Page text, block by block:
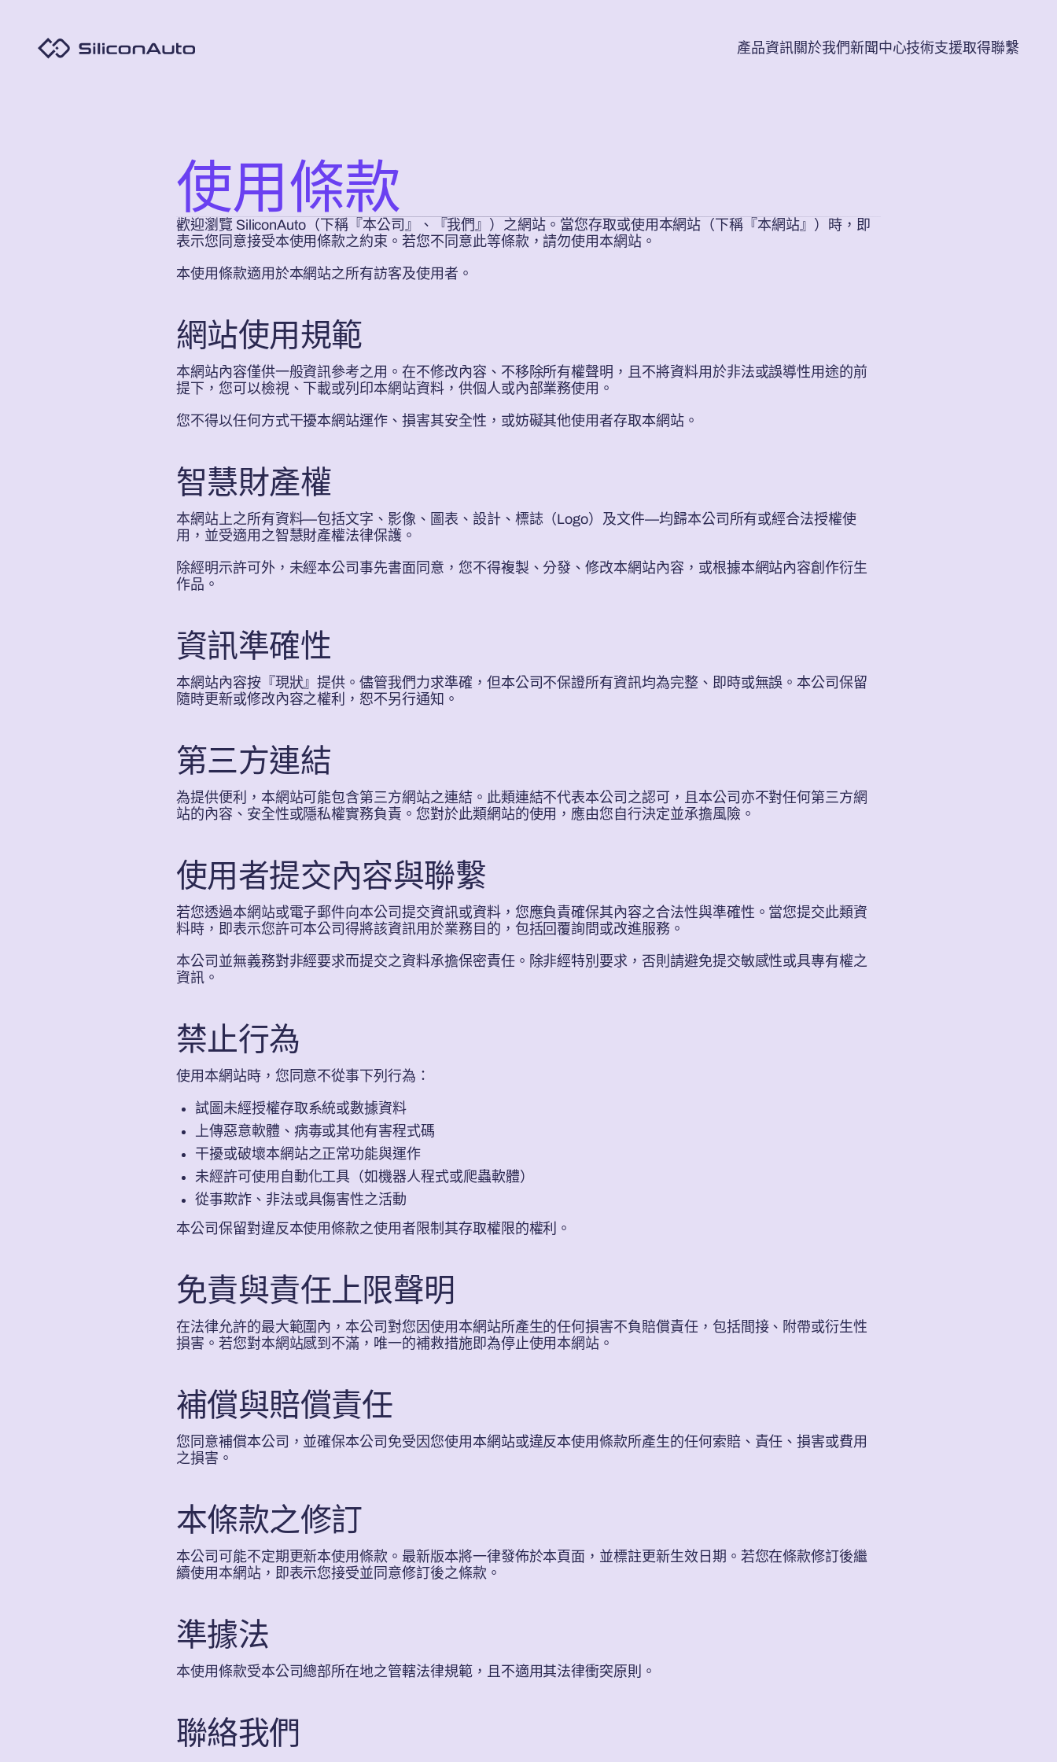
產品資訊關於我們新聞中心技術支援取得聯繫
使用條款
歡迎瀏覽 SiliconAuto（下稱『本公司』、『我們』）之網站。當您存取或使用本網站（下稱『本網站』）時，即
表示您同意接受本使用條款之約束。若您不同意此等條款，請勿使用本網站。
本使用條款適用於本網站之所有訪客及使用者。
網站使用規範
本網站內容僅供一般資訊參考之用。在不修改內容、不移除所有權聲明，且不將資料用於非法或誤導性用途的前
提下，您可以檢視、下載或列印本網站資料，供個人或內部業務使用。
您不得以任何方式干擾本網站運作、損害其安全性，或妨礙其他使用者存取本網站。
智慧財產權
本網站上之所有資料—包括文字、影像、圖表、設計、標誌（Logo）及文件—均歸本公司所有或經合法授權使
用，並受適用之智慧財產權法律保護。
除經明示許可外，未經本公司事先書面同意，您不得複製、分發、修改本網站內容，或根據本網站內容創作衍生
作品。
資訊準確性
本網站內容按『現狀』提供。儘管我們力求準確，但本公司不保證所有資訊均為完整、即時或無誤。本公司保留
隨時更新或修改內容之權利，恕不另行通知。
第三方連結
為提供便利，本網站可能包含第三方網站之連結。此類連結不代表本公司之認可，且本公司亦不對任何第三方網
站的內容、安全性或隱私權實務負責。您對於此類網站的使用，應由您自行決定並承擔風險。
使用者提交內容與聯繫
若您透過本網站或電子郵件向本公司提交資訊或資料，您應負責確保其內容之合法性與準確性。當您提交此類資
料時，即表示您許可本公司得將該資訊用於業務目的，包括回覆詢問或改進服務。
本公司並無義務對非經要求而提交之資料承擔保密責任。除非經特別要求，否則請避免提交敏感性或具專有權之
資訊。
禁止行為
使用本網站時，您同意不從事下列行為：
試圖未經授權存取系統或數據資料
上傳惡意軟體、病毒或其他有害程式碼
干擾或破壞本網站之正常功能與運作
未經許可使用自動化工具（如機器人程式或爬蟲軟體）
從事欺詐、非法或具傷害性之活動
本公司保留對違反本使用條款之使用者限制其存取權限的權利。
免責與責任上限聲明
在法律允許的最大範圍內，本公司對您因使用本網站所產生的任何損害不負賠償責任，包括間接、附帶或衍生性
損害。若您對本網站感到不滿，唯一的補救措施即為停止使用本網站。
補償與賠償責任
您同意補償本公司，並確保本公司免受因您使用本網站或違反本使用條款所產生的任何索賠、責任、損害或費用
之損害。
本條款之修訂
本公司可能不定期更新本使用條款。最新版本將一律發佈於本頁面，並標註更新生效日期。若您在條款修訂後繼
續使用本網站，即表示您接受並同意修訂後之條款。
準據法
本使用條款受本公司總部所在地之管轄法律規範，且不適用其法律衝突原則。
聯絡我們